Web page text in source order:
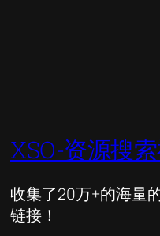
XSO-资源搜
收集了20万+的海量
链接！